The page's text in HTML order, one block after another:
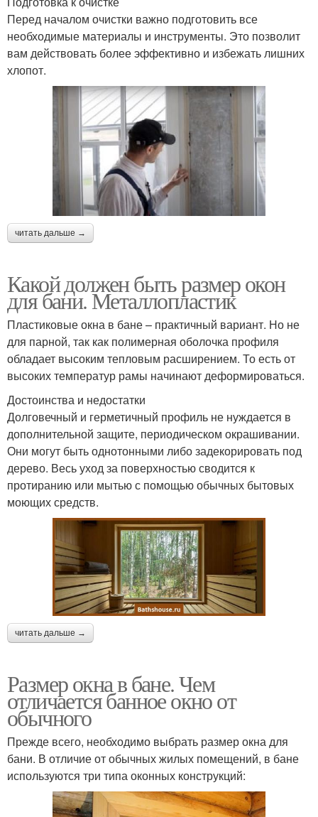
Перед началом очистки важно подготовить все
необходимые материалы и инструменты. Это позволит
вам действовать более эффективно и избежать лишних
хлопот.
читать дальше →
Какой должен быть размер окон
для бани. Металлопластик
Пластиковые окна в бане – практичный вариант. Но не
для парной, так как полимерная оболочка профиля
обладает высоким тепловым расширением. То есть от
высоких температур рамы начинают деформироваться.
Достоинства и недостатки
Долговечный и герметичный профиль не нуждается в
дополнительной защите, периодическом окрашивании.
Они могут быть однотонными либо задекорировать под
дерево. Весь уход за поверхностью сводится к
протиранию или мытью с помощью обычных бытовых
моющих средств.
читать дальше →
Размер окна в бане. Чем
отличается банное окно от
обычного
Прежде всего, необходимо выбрать размер окна для
бани. В отличие от обычных жилых помещений, в бане
используются три типа оконных конструкций: